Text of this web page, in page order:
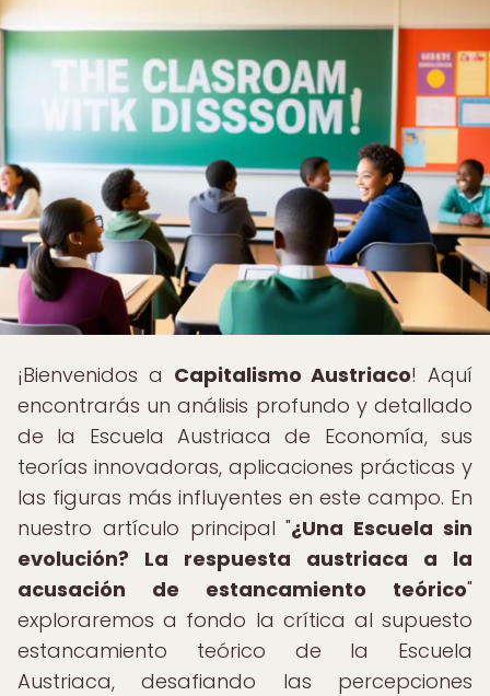
¡Bienvenidos a Capitalismo Austriaco! Aquí
encontrarás un análisis profundo y detallado
de la Escuela Austriaca de Economía, sus
teorías innovadoras, aplicaciones prácticas y
las figuras más influyentes en este campo. En
nuestro artículo principal "¿Una Escuela sin
evolución? La respuesta austriaca a la
acusación de estancamiento teórico"
exploraremos a fondo la crítica al supuesto
estancamiento teórico de la Escuela
Austriaca, desafiando las percepciones